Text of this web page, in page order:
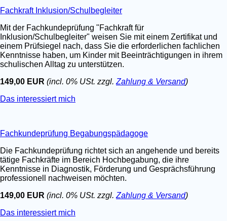
Fachkraft Inklusion/Schulbegleiter
Mit der Fachkundeprüfung "Fachkraft für
Inklusion/Schulbegleiter" weisen Sie mit einem Zertifikat und
einem Prüfsiegel nach, dass Sie die erforderlichen fachlichen
Kenntnisse haben, um Kinder mit Beeinträchtigungen in ihrem
schulischen Alltag zu unterstützen.
149,00 EUR (incl. 0% USt. zzgl. Zahlung & Versand)
Das interessiert mich
Fachkundeprüfung Begabungspädagoge
Die Fachkundeprüfung richtet sich an angehende und bereits
tätige Fachkräfte im Bereich Hochbegabung, die ihre
Kenntnisse in Diagnostik, Förderung und Gesprächsführung
professionell nachweisen möchten.
149,00 EUR (incl. 0% USt. zzgl. Zahlung & Versand)
Das interessiert mich